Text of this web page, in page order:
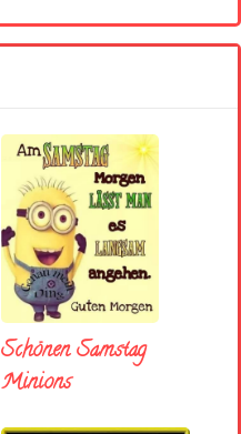
Schönen Samstag
Minions